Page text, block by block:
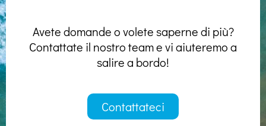
Avete domande o volete saperne di più?
Contattate il nostro team e vi aiuteremo a
salire a bordo!
Contattateci